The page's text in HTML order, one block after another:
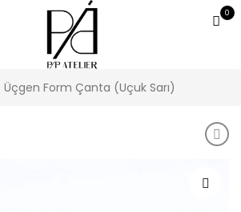
0
Üçgen Form Çanta (Uçuk Sarı)
Form Çanta (Mocha)